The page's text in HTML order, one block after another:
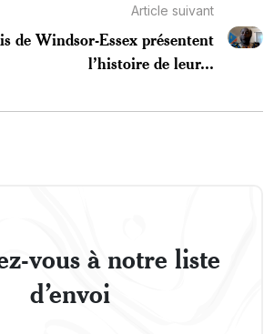
Article suivant
de Windsor-Essex présentent
l’histoire de leur...
vous à notre liste
d’envoi